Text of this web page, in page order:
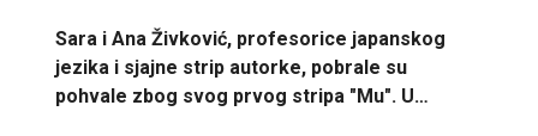
Sara i Ana Živković, profesorice japanskog
jezika i sjajne strip autorke, pobrale su
pohvale zbog svog prvog stripa "Mu". U…